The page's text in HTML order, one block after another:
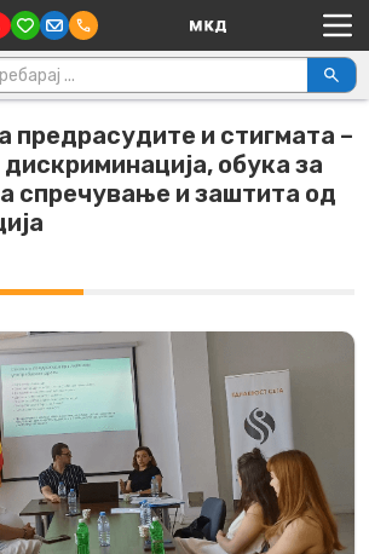
Main Navigation
за:
предрасудите и стигмата –
обука за
спречување и заштита од